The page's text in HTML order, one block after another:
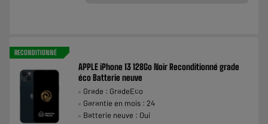
RECONDITIONNÉ
APPLE iPhone 13 128Go Noir Reconditionné grade
éco Batterie neuve
Grade : GradeEco
Garantie en mois : 24
Batterie neuve : Oui